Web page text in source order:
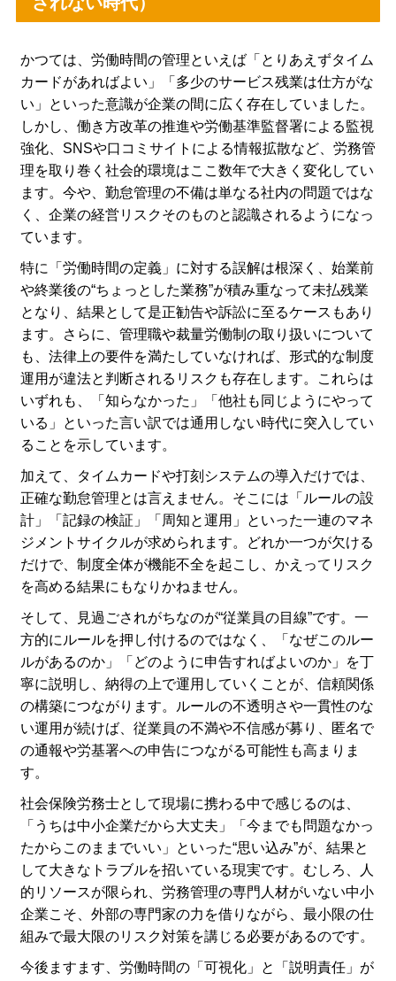
かつては、労働時間の管理といえば「とりあえずタイム
カードがあればよい」「多少のサービス残業は仕方がな
い」といった意識が企業の間に広く存在していました。
しかし、働き方改革の推進や労働基準監督署による監視
強化、SNSや口コミサイトによる情報拡散など、労務管
理を取り巻く社会的環境はここ数年で大きく変化してい
ます。今や、勤怠管理の不備は単なる社内の問題ではな
く、企業の経営リスクそのものと認識されるようになっ
ています。
特に「労働時間の定義」に対する誤解は根深く、始業前
や終業後の“ちょっとした業務”が積み重なって未払残業
となり、結果として是正勧告や訴訟に至るケースもあり
ます。さらに、管理職や裁量労働制の取り扱いについて
も、法律上の要件を満たしていなければ、形式的な制度
運用が違法と判断されるリスクも存在します。これらは
いずれも、「知らなかった」「他社も同じようにやって
いる」といった言い訳では通用しない時代に突入してい
ることを示しています。
加えて、タイムカードや打刻システムの導入だけでは、
正確な勤怠管理とは言えません。そこには「ルールの設
計」「記録の検証」「周知と運用」といった一連のマネ
ジメントサイクルが求められます。どれか一つが欠ける
だけで、制度全体が機能不全を起こし、かえってリスク
を高める結果にもなりかねません。
そして、見過ごされがちなのが“従業員の目線”です。一
方的にルールを押し付けるのではなく、「なぜこのルー
ルがあるのか」「どのように申告すればよいのか」を丁
寧に説明し、納得の上で運用していくことが、信頼関係
の構築につながります。ルールの不透明さや一貫性のな
い運用が続けば、従業員の不満や不信感が募り、匿名で
の通報や労基署への申告につながる可能性も高まりま
す。
社会保険労務士として現場に携わる中で感じるのは、
「うちは中小企業だから大丈夫」「今までも問題なかっ
たからこのままでいい」といった“思い込み”が、結果と
して大きなトラブルを招いている現実です。むしろ、人
的リソースが限られ、労務管理の専門人材がいない中小
企業こそ、外部の専門家の力を借りながら、最小限の仕
組みで最大限のリスク対策を講じる必要があるのです。
今後ますます、労働時間の「可視化」と「説明責任」が